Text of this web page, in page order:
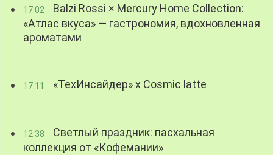
17:02
Balzi Rossi × Mercury Home Collection:
«Атлас вкуса» — гастрономия, вдохновленная
ароматами
17:11 «ТехИнсайдер» х Cosmic latte
12:38
Светлый праздник: пасхальная
коллекция от «Кофемании»